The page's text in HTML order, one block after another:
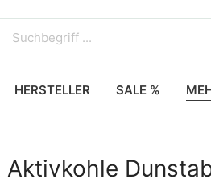
HERSTELLER SALE %